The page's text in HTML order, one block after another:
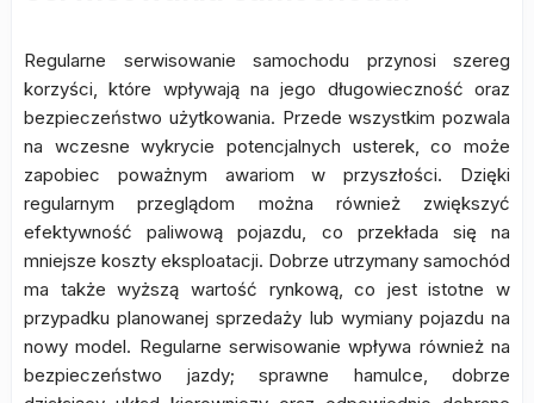
Regularne serwisowanie samochodu przynosi szereg
korzyści, które wpływają na jego długowieczność oraz
bezpieczeństwo użytkowania. Przede wszystkim pozwala
na wczesne wykrycie potencjalnych usterek, co może
zapobiec poważnym awariom w przyszłości. Dzięki
regularnym przeglądom można również zwiększyć
efektywność paliwową pojazdu, co przekłada się na
mniejsze koszty eksploatacji. Dobrze utrzymany samochód
ma także wyższą wartość rynkową, co jest istotne w
przypadku planowanej sprzedaży lub wymiany pojazdu na
nowy model. Regularne serwisowanie wpływa również na
bezpieczeństwo jazdy; sprawne hamulce, dobrze